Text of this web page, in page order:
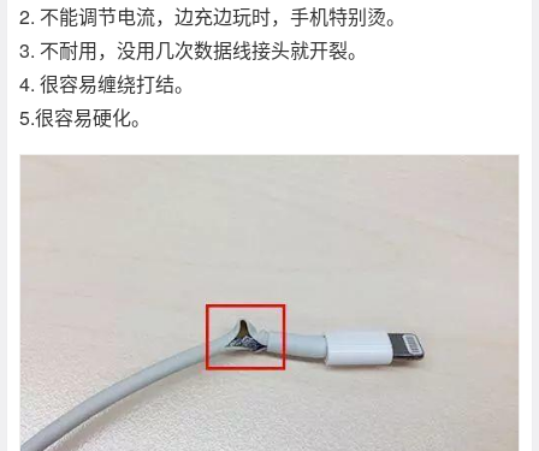
2. 不能调节电流，边充边玩时，手机特别烫。
3. 不耐用，没用几次数据线接头就开裂。
4. 很容易缠绕打结。
5.很容易硬化。